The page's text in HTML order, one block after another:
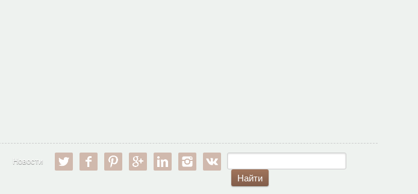
twitter facebookpinterestgoogle-pllinkedin instagram
Новости